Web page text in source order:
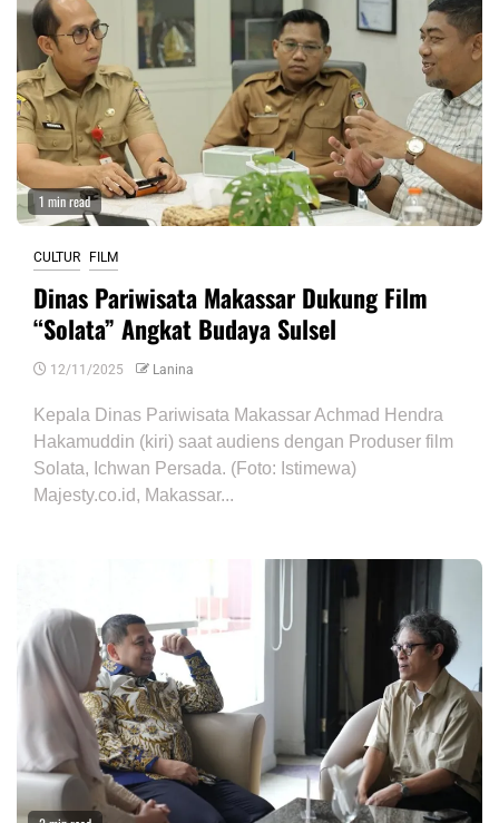
1 min read
CULTUR FILM
Dinas Pariwisata Makassar Dukung Film
“Solata” Angkat Budaya Sulsel
12/11/2025 Lanina
Kepala Dinas Pariwisata Makassar Achmad Hendra
Hakamuddin (kiri) saat audiens dengan Produser film
Solata, Ichwan Persada. (Foto: Istimewa)
Majesty.co.id, Makassar...